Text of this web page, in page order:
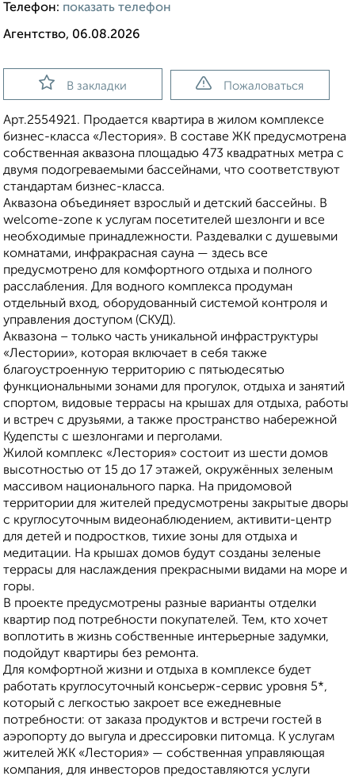
Телефон: показать телефон
Агентство, 06.08.2026
В закладки Пожаловаться
Apт.2554921. Продается квартира в жилом комплексе
бизнес-класса «Лестория». В составе ЖК предусмотрена
собственная аквазона площадью 473 квадратных метра с
двумя подогреваемыми бассейнами, что соответствуют
стандартам бизнес-класса.
Аквазона объединяет взрослый и детский бассейны. В
welcome-zone к услугам посетителей шезлонги и все
необходимые принадлежности. Раздевалки с душевыми
комнатами, инфракрасная сауна — здесь все
предусмотрено для комфортного отдыха и полного
расслабления. Для водного комплекса продуман
отдельный вход, оборудованный системой контроля и
управления доступом (СКУД).
Аквазона – только часть уникальной инфраструктуры
«Лестории», которая включает в себя также
благоустроенную территорию с пятьюдесятью
функциональными зонами для прогулок, отдыха и занятий
спортом, видовые террасы на крышах для отдыха, работы
и встреч с друзьями, а также пространство набережной
Кудепсты с шезлонгами и перголами.
Жилой комплекс «Лестория» состоит из шести домов
высотностью от 15 до 17 этажей, окружённых зеленым
массивом национального парка. На придомовой
территории для жителей предусмотрены закрытые дворы
с круглосуточным видеонаблюдением, активити-центр
для детей и подростков, тихие зоны для отдыха и
медитации. На крышах домов будут созданы зеленые
террасы для наслаждения прекрасными видами на море и
горы.
В проекте предусмотрены разные варианты отделки
квартир под потребности покупателей. Тем, кто хочет
воплотить в жизнь собственные интерьерные задумки,
подойдут квартиры без ремонта.
Для комфортной жизни и отдыха в комплексе будет
работать круглосуточный консьерж-сервис уровня 5*,
который с легкостью закроет все ежедневные
потребности: от заказа продуктов и встречи гостей в
аэропорту до выгула и дрессировки питомца. К услугам
жителей ЖК «Лестория» — собственная управляющая
компания, для инвесторов предоставляются услуги